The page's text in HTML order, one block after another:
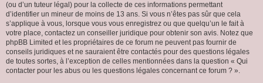
(ou d’un tuteur légal) pour la collecte de ces informations permettant
d’identifier un mineur de moins de 13 ans. Si vous n’êtes pas sûr que cela
s’applique à vous, lorsque vous vous enregistrez ou que quelqu’un le fait à
votre place, contactez un conseiller juridique pour obtenir son avis. Notez que
phpBB Limited et les propriétaires de ce forum ne peuvent pas fournir de
conseils juridiques et ne sauraient être contactés pour des questions légales
de toutes sortes, à l’exception de celles mentionnées dans la question « Qui
contacter pour les abus ou les questions légales concernant ce forum ? ».